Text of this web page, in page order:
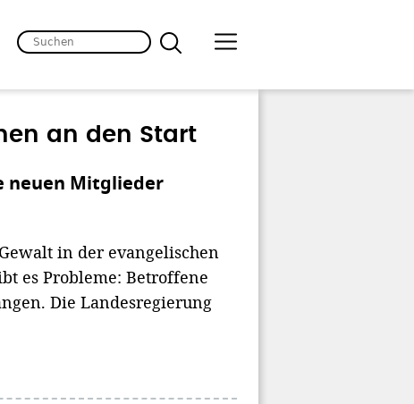
an den Start
neuen Mitglieder
in der evangelischen
es Probleme: Betroffene
Die Landesregierung